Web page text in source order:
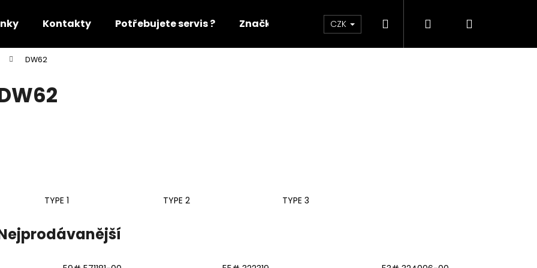
Kontakty Potřebujete servis ? Značky CZK HledatPřihlášení
DW62
TYPE 1 TYPE 2 TYPE 3
Co potřebujete najít?